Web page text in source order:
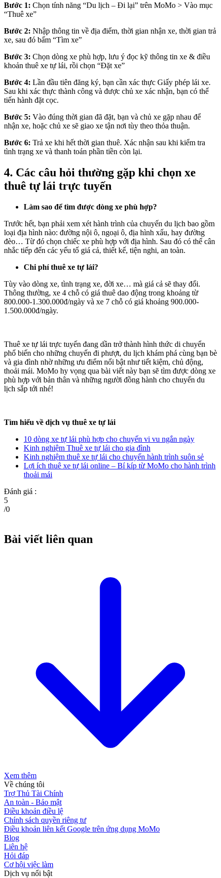
Bước 1: Chọn tính năng “Du lịch – Đi lại” trên MoMo > Vào mục
“Thuê xe”
Bước 2: Nhập thông tin về địa điểm, thời gian nhận xe, thời gian trả
xe, sau đó bấm “Tìm xe”
Bước 3: Chọn dòng xe phù hợp, lưu ý đọc kỹ thông tin xe & điều
khoản thuê xe tự lái, rồi chọn “Đặt xe”
Bước 4: Lần đầu tiên đăng ký, bạn cần xác thực Giấy phép lái xe.
Sau khi xác thực thành công và được chủ xe xác nhận, bạn có thể
tiến hành đặt cọc.
Bước 5: Vào đúng thời gian đã đặt, bạn và chủ xe gặp nhau để
nhận xe, hoặc chủ xe sẽ giao xe tận nơi tùy theo thỏa thuận.
Bước 6: Trả xe khi hết thời gian thuê. Xác nhận sau khi kiểm tra
tình trạng xe và thanh toán phần tiền còn lại.
4. Các câu hỏi thường gặp khi chọn xe
thuê tự lái trực tuyến
Làm sao để tìm được dòng xe phù hợp?
Trước hết, bạn phải xem xét hành trình của chuyến du lịch bao gồm
loại địa hình nào: đường nội ô, ngoại ô, địa hình xấu, hay đường
đèo… Từ đó chọn chiếc xe phù hợp với địa hình. Sau đó có thể cân
nhắc tiếp đến các yếu tố giá cả, thiết kế, tiện nghi, an toàn.
Chi phí thuê xe tự lái?
Tùy vào dòng xe, tình trạng xe, đời xe… mà giá cả sẽ thay đổi.
Thông thường, xe 4 chỗ có giá thuê dao động trong khoảng từ
800.000-1.300.000đ/ngày và xe 7 chỗ có giá khoảng 900.000-
1.500.000đ/ngày.
Thuê xe tự lái trực tuyến đang dần trở thành hình thức di chuyển
phổ biến cho những chuyến đi phượt, du lịch khám phá cùng bạn bè
và gia đình nhờ những ưu điểm nổi bật như tiết kiệm, chủ động,
thoải mái. MoMo hy vọng qua bài viết này bạn sẽ tìm được dòng xe
phù hợp với bản thân và những người đồng hành cho chuyến du
lịch sắp tới nhé!
Tìm hiểu về dịch vụ thuê xe tự lái
10 dòng xe tự lái phù hợp cho chuyến vi vu ngắn ngày
Kinh nghiệm Thuê xe tự lái cho gia đình
Kinh nghiệm thuê xe tự lái cho chuyến hành trình suôn sẻ
Lợi ích thuê xe tự lái online – Bí kíp từ MoMo cho hành trình
thoải mái
Đánh giá :
5
/0
Bài viết liên quan
Xem thêm
Về chúng tôi
Trợ Thủ Tài Chính
An toàn - Bảo mật
Điều khoản điều lệ
Chính sách quyền riêng tư
Điều khoản liên kết Google trên ứng dụng MoMo
Blog
Liên hệ
Hỏi đáp
Cơ hội việc làm
Dịch vụ nổi bật